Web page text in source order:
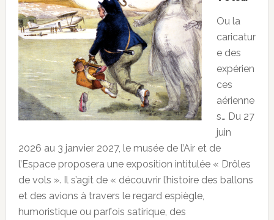
Ou la
caricatur
e des
expérien
ces
aérienne
s… Du 27
juin
2026 au 3 janvier 2027, le musée de l’Air et de
l’Espace proposera une exposition intitulée « Drôles
de vols ». Il s’agit de « découvrir l’histoire des ballons
et des avions à travers le regard espiègle,
humoristique ou parfois satirique, des